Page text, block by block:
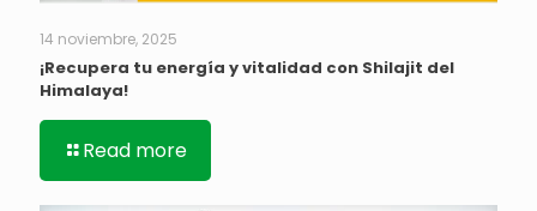
14 noviembre, 2025
¡Recupera tu energía y vitalidad con Shilajit del
Himalaya!
Read more